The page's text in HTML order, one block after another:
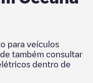
para veículos
também consultar
dentro de